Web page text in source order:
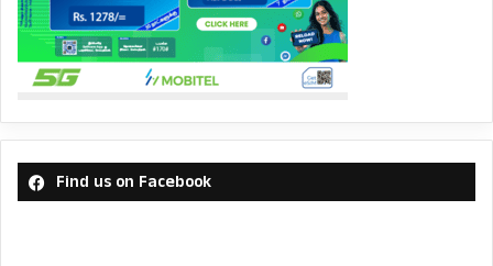
Find us on Facebook